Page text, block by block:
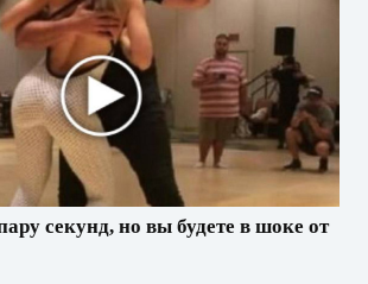
секунд, но вы будете в шоке от